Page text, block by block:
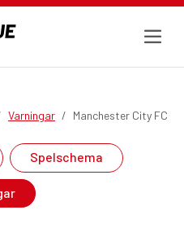
Varningar Manchester City FC
Spelschema